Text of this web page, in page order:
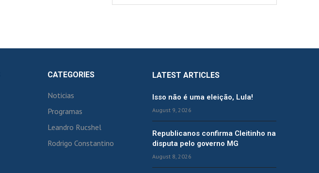
CATEGORIES
Noticias
Programas
Leandro Rucshel
Rodrigo Constantino
LATEST ARTICLES
Isso não é uma eleição, Lula!
August 9, 2026
Republicanos confirma Cleitinho na
disputa pelo governo MG
August 8, 2026